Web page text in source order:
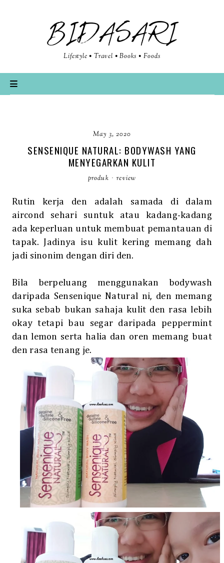
BIDASARI
Lifestyle • Travel • Books • Foods
May 3, 2020
SENSENIQUE NATURAL: BODYWASH YANG
MENYEGARKAN KULIT
produk · review
Rutin kerja den adalah samada di dalam
aircond sehari suntuk atau kadang-kadang
ada keperluan untuk membuat pemantauan di
tapak. Jadinya isu kulit kering memang dah
jadi sinonim dengan diri den.
Bila berpeluang menggunakan bodywash
daripada Sensenique Natural ni, den memang
suka sebab bukan sahaja kulit den rasa lebih
okay tetapi bau segar daripada peppermint
dan lemon serta halia dan oren memang buat
den rasa tenang je.